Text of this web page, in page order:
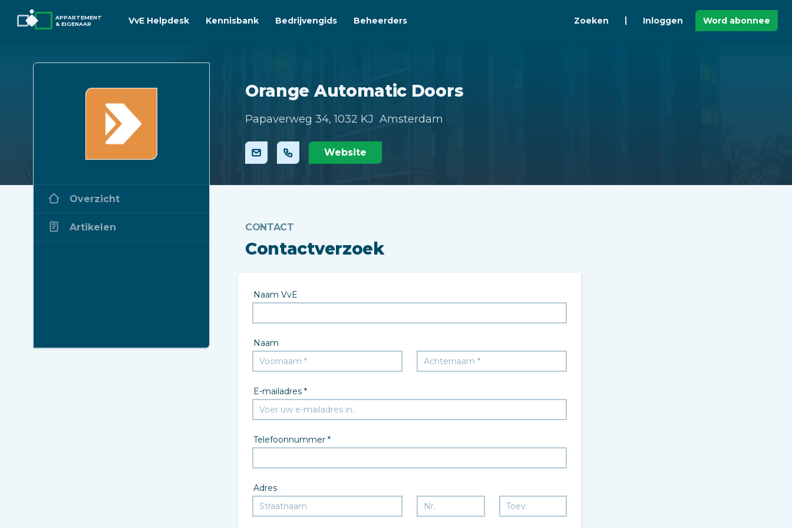
APPARTEMENT
& EIGENAAR
VvE Helpdesk Kennisbank Bedrijvengids Beheerders Zoeken Inloggen Word abonnee
Orange Automatic Doors
Papaverweg 34, 1032 KJ Amsterdam
Website
Overzicht
Artikelen CONTACT
Contactverzoek
Naam VvE
Naam
E-mailadres *
Telefoonnummer *
Adres